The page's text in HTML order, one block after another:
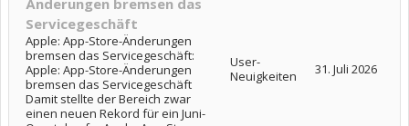
Änderungen bremsen das
Servicegeschäft
Apple: App-Store-Änderungen
bremsen das Servicegeschäft:
Apple: App-Store-Änderungen
bremsen das Servicegeschäft
Damit stellte der Bereich zwar
einen neuen Rekord für ein Juni-
User-
Neuigkeiten
31. Juli 2026